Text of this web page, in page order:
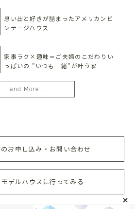
思い出と好きが詰まったアメリカンビ
ンテージハウス
家事ラク×趣味＝ご夫婦のこだわりい
っぱいの "いつも一緒"が叶う家
and More...
お申し込み・お問い合わせ
デルハウスに行ってみる